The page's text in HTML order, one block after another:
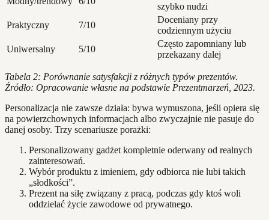
szybko nudzi
Praktyczny
7/10
Doceniany przy
codziennym użyciu
Uniwersalny
5/10
Często zapomniany lub
przekazany dalej
Tabela 2: Porównanie satysfakcji z różnych typów prezentów.
Źródło: Opracowanie własne na podstawie Prezentmarzeń, 2023.
Personalizacja nie zawsze działa: bywa wymuszona, jeśli opiera się
na powierzchownych informacjach albo zwyczajnie nie pasuje do
danej osoby. Trzy scenariusze porażki:
Personalizowany gadżet kompletnie oderwany od realnych
zainteresowań.
Wybór produktu z imieniem, gdy odbiorca nie lubi takich
„słodkości”.
Prezent na siłę związany z pracą, podczas gdy ktoś woli
oddzielać życie zawodowe od prywatnego.